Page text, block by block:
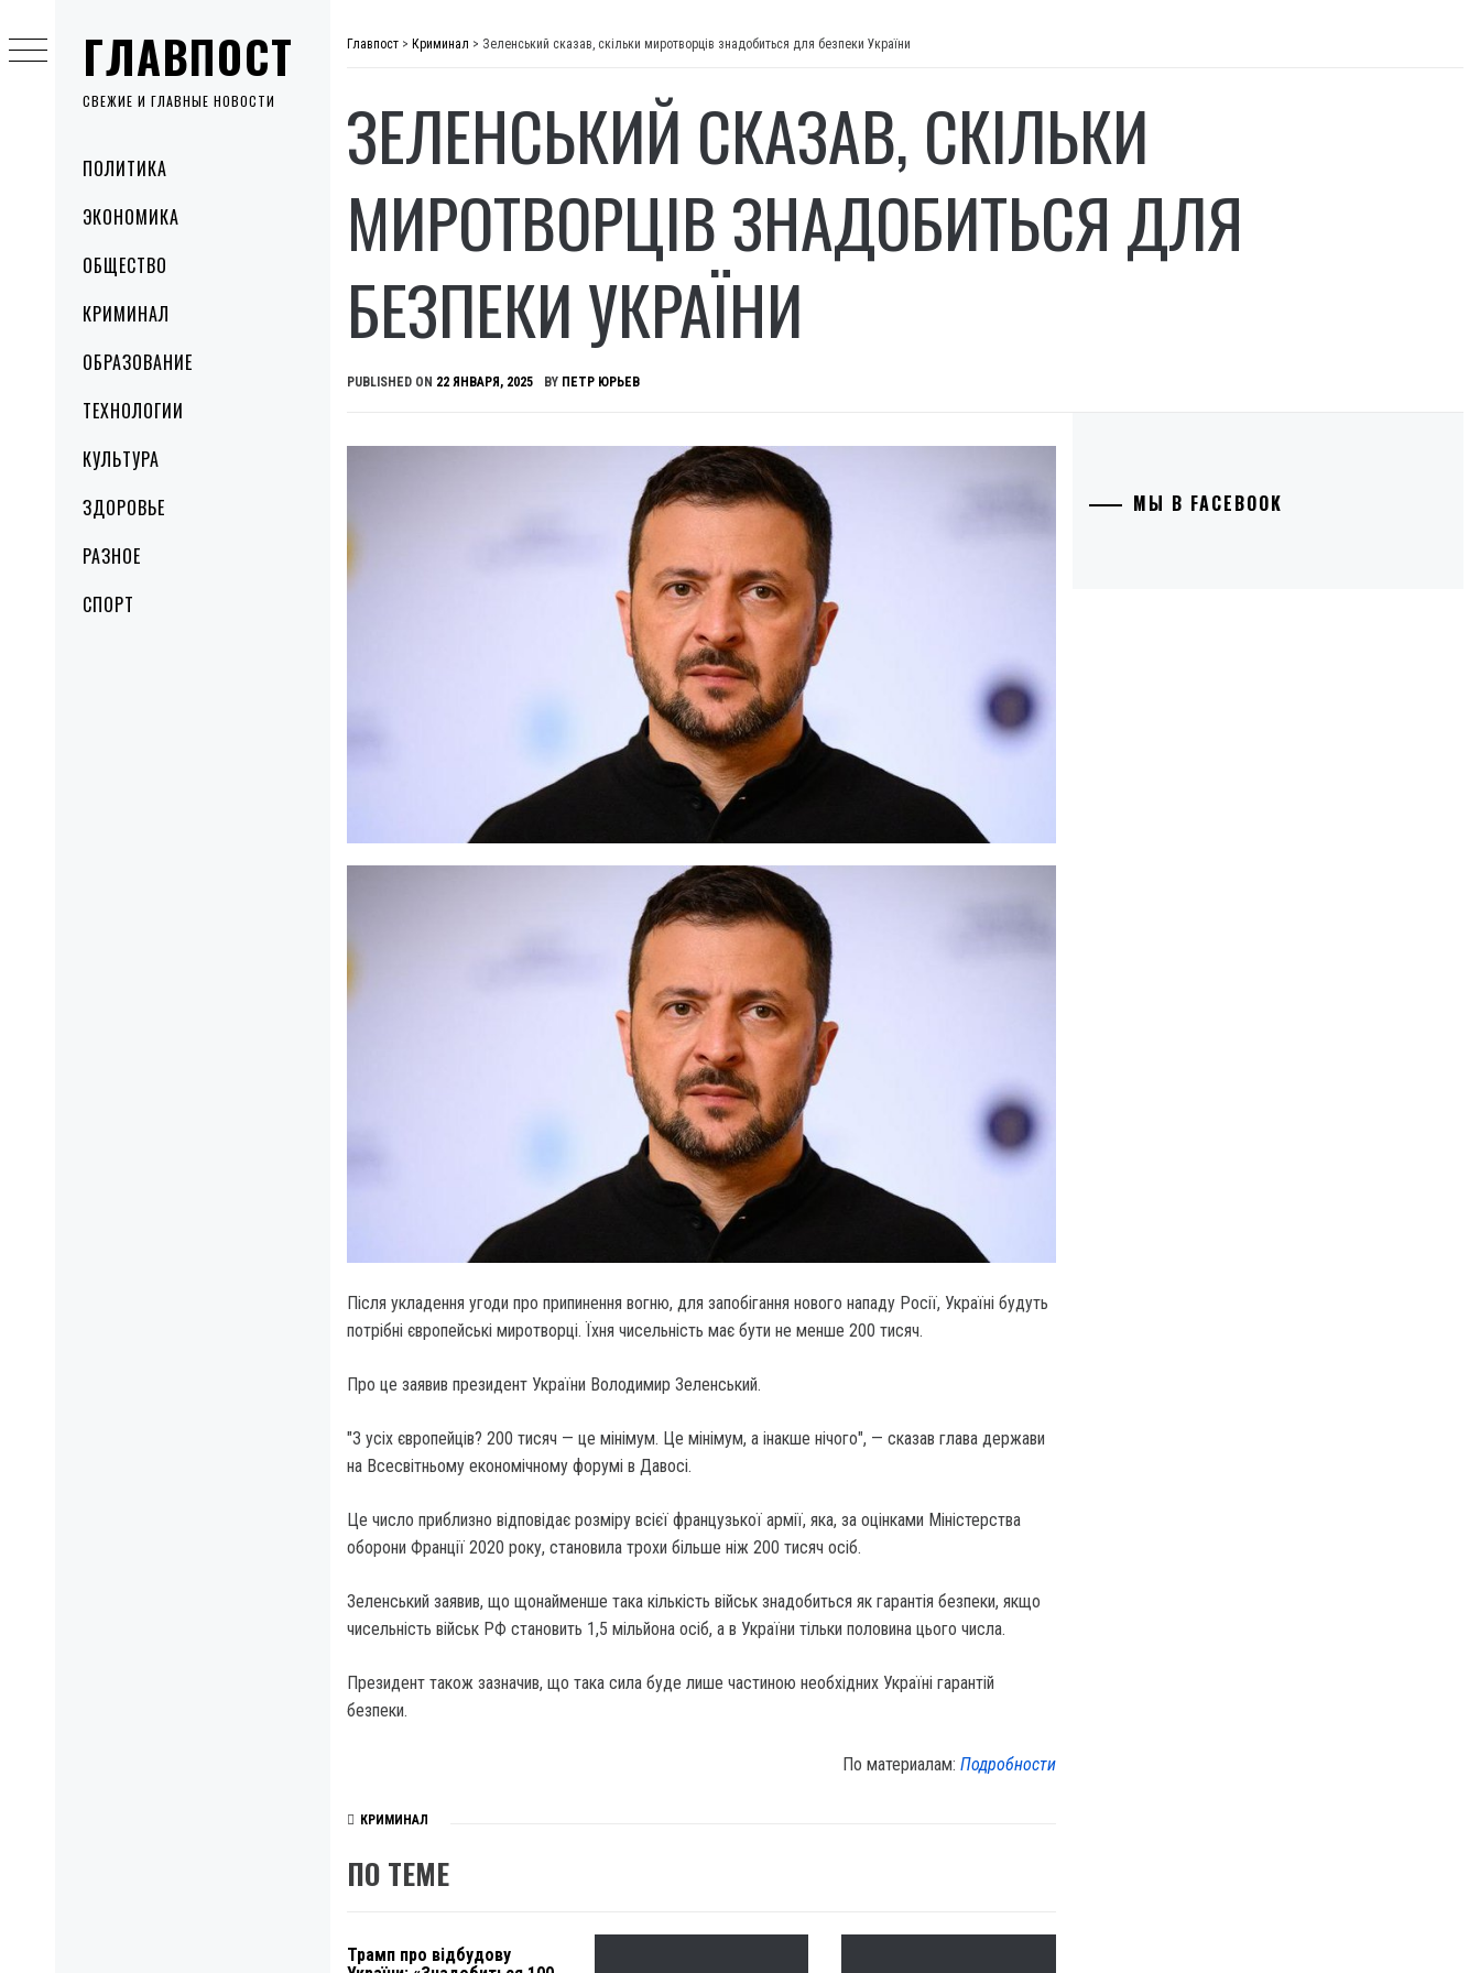
ГЛАВПОСТ
СВЕЖИЕ И ГЛАВНЫЕ НОВОСТИ
MenuПОЛИТИКА
ЭКОНОМИКА
ОБЩЕСТВО
КРИМИНАЛ
ОБРАЗОВАНИЕ
ТЕХНОЛОГИИ
КУЛЬТУРА
ЗДОРОВЬЕ
РАЗНОЕ
СПОРТ
to
content
Главпост > Криминал > Зеленський сказав, скільки миротворців знадобиться для безпеки України
ЗЕЛЕНСЬКИЙ СКАЗАВ, СКІЛЬКИ
МИРОТВОРЦІВ ЗНАДОБИТЬСЯ ДЛЯ
БЕЗПЕКИ УКРАЇНИ
PUBLISHED ON 22 ЯНВАРЯ, 2025 BY ПЕТР ЮРЬЕВ
Після укладення угоди про припинення вогню, для запобігання нового нападу Росії, Україні будуть
потрібні європейські миротворці. Їхня чисельність має бути не менше 200 тисяч.
Про це заявив президент України Володимир Зеленський.
"З усіх європейців? 200 тисяч — це мінімум. Це мінімум, а інакше нічого", — сказав глава держави
на Всесвітньому економічному форумі в Давосі.
Це число приблизно відповідає розміру всієї французької армії, яка, за оцінками Міністерства
оборони Франції 2020 року, становила трохи більше ніж 200 тисяч осіб.
Зеленський заявив, що щонайменше така кількість військ знадобиться як гарантія безпеки, якщо
чисельність військ РФ становить 1,5 мільйона осіб, а в України тільки половина цього числа.
Президент також зазначив, що така сила буде лише частиною необхідних Україні гарантій
безпеки.
По материалам:Подробности
КРИМИНАЛ
ПО ТЕМЕ
Трамп про відбудову
МЫ В FACEBOOK